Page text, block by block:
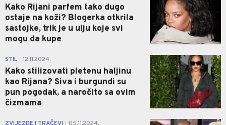
Kako Rijani parfem tako dugo
ostaje na koži? Blogerka otkrila
sastojke, trik je u ulju koje svi
mogu da kupe
STIL 12.11.2024.
Kako stilizovati pletenu haljinu
kao Rijana? Siva i burgundi su
pun pogodak, a naročito sa ovim
čizmama
0
ZVIJEZDE I TRAČEVI 05.11.2024. 0